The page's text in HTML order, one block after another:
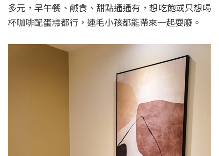
多元，早午餐、鹹食、甜點通通有，想吃飽或只想喝
杯咖啡配蛋糕都行，連毛小孩都能帶來一起耍廢。